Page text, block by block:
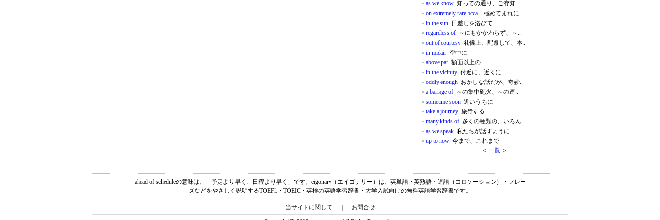
as we know 知っての通り、ご存知..
on extremely rare occa.. 極めてまれに
in the sun 日差しを浴びて
regardless of ～にもかかわらず、～..
out of courtesy 礼儀上、配慮して、本..
in midair 空中に
above par 額面以上の
in the vicinity 付近に、近くに
oddly enough おかしな話だが、奇妙..
a barrage of ～の集中砲火、～の連..
sometime soon 近いうちに
take a journey 旅行する
many kinds of 多くの種類の、いろん..
as we speak 私たちが話すように
up to now 今まで、これまで
＜ 一覧 ＞
ahead of scheduleの意味は、「予定より早く、日程より早く」です。eigonary（エイゴナリー）は、英単語・英熟語・連語（コロケーション）・フレー
ズなどをやさしく説明するTOEFL・TOEIC・英検の英語学習辞書・大学入試向けの無料英語学習辞書です。
当サイトに関して お問合せ